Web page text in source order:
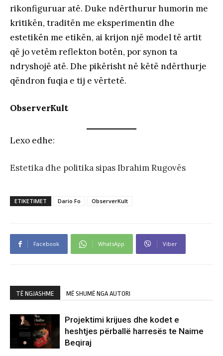
rikonfiguruar atë. Duke ndërthurur humorin me
kritikën, traditën me eksperimentin dhe
estetikën me etikën, ai krijon një model të artit
që jo vetëm reflekton botën, por synon ta
ndryshojë atë. Dhe pikërisht në këtë ndërthurje
qëndron fuqia e tij e vërtetë.
ObserverKult
Lexo edhe:
Estetika dhe politika sipas Ibrahim Rugovës
ETIKETIMET Dario Fo ObserverKult
Facebook WhatsApp Viber
TË NGJASHME MË SHUMË NGA AUTORI
Projektimi krijues dhe kodet e
heshtjes përballë harresës te Naime
Beqiraj